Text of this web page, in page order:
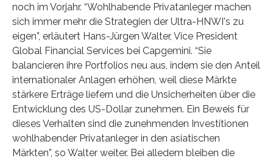
noch im Vorjahr. “Wohlhabende Privatanleger machen
sich immer mehr die Strategien der Ultra-HNWI's zu
eigen”, erläutert Hans-Jürgen Walter, Vice President
Global Financial Services bei Capgemini. “Sie
balancieren ihre Portfolios neu aus, indem sie den Anteil
internationaler Anlagen erhöhen, weil diese Märkte
stärkere Erträge liefern und die Unsicherheiten über die
Entwicklung des US-Dollar zunehmen. Ein Beweis für
dieses Verhalten sind die zunehmenden Investitionen
wohlhabender Privatanleger in den asiatischen
Märkten”, so Walter weiter. Bei alledem bleiben die